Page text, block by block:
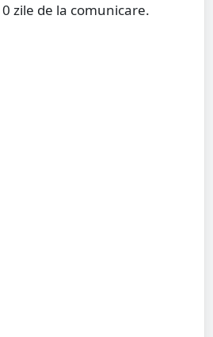
zile de la comunicare.